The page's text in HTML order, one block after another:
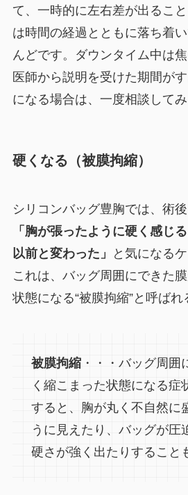
て、一時的に左右差が出るこ
は時間の経過とともに落ち着
んどです。ダウンタイム中は焦
医師から説明を受けた期間が
になる場合は、一度相談してみ
硬くなる（被膜拘縮）
シリコンバッグ豊胸では、術
「胸が張ったように硬く感じ
以前と変わった」
と気になる
これは、バッグ周囲にできた
状態になる“被膜拘縮”と呼ばれ
被膜拘縮・・・バッグ周囲
く縮こまった状態になる症
すると、胸が丸く不自然に
うに見えたり、バッグが圧
硬さが強く出たりすること